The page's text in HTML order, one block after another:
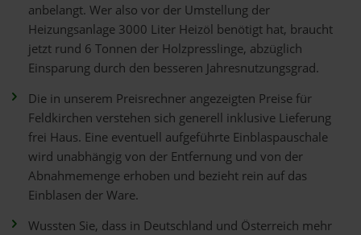
anbelangt. Wer also vor der Umstellung der
Heizungsanlage 3000 Liter Heizöl benötigt hat, braucht
jetzt rund 6 Tonnen der Holzpresslinge, abzüglich
Einsparung durch den besseren Jahresnutzungsgrad.
Die in unserem Preisrechner angezeigten Preise für
Feldkirchen verstehen sich generell inklusive Lieferung
frei Haus. Eine eventuell aufgeführte Einblaspauschale
wird unabhängig von der Entfernung und von der
Abnahmemenge erhoben und bezieht rein auf das
Einblasen der Ware.
Wussten Sie, dass in Deutschland und Österreich mehr